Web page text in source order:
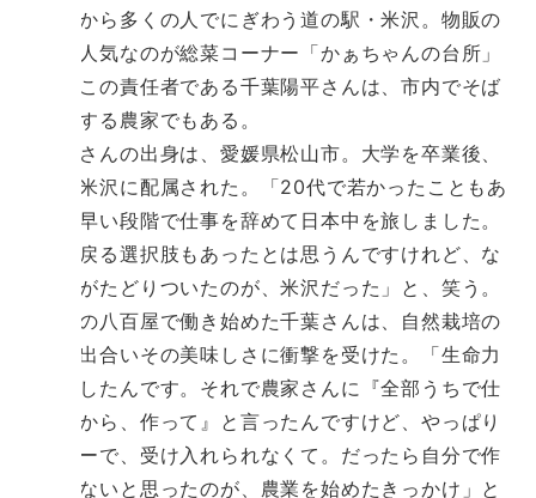
平日から多くの人でにぎわう道の駅・米沢。物販の
中でも人気なのが総菜コーナー「かぁちゃんの台所」
だ。ここの責任者である千葉陽平さんは、市内でそば
を生産する農家でもある。
千葉さんの出身は、愛媛県松山市。大学を卒業後、
仕事で米沢に配属された。「20代で若かったこともあ
って、早い段階で仕事を辞めて日本中を旅しました。
地元に戻る選択肢もあったとは思うんですけれど、な
ぜか僕がたどりついたのが、米沢だった」と、笑う。
米沢の八百屋で働き始めた千葉さんは、自然栽培の
野菜と出合いその美味しさに衝撃を受けた。「生命力
に感動したんです。それで農家さんに『全部うちで仕
入れるから、作って』と言ったんですけど、やっぱり
リスキーで、受け入れられなくて。だったら自分で作
るしかないと思ったのが、農業を始めたきっかけ」と